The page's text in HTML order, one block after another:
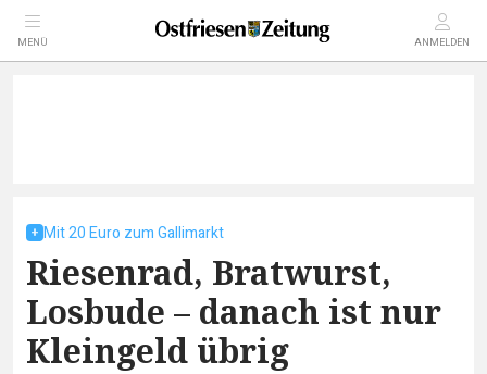
MENÜ ANMELDEN
Mit 20 Euro zum Gallimarkt
Riesenrad, Bratwurst,
Losbude – danach ist nur
Kleingeld übrig